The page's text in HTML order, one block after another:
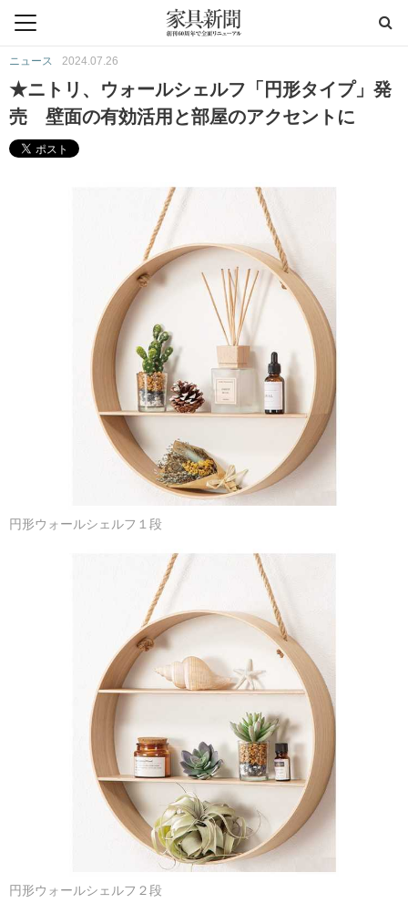
ニュース 2024.07.26
★ニトリ、ウォールシェルフ「円形タイプ」発
売 壁面の有効活用と部屋のアクセントに
円形ウォールシェルフ１段
円形ウォールシェルフ２段